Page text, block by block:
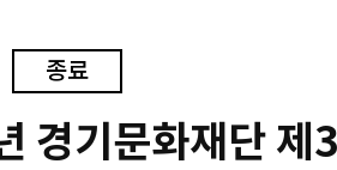
종료
경기문화재단 제